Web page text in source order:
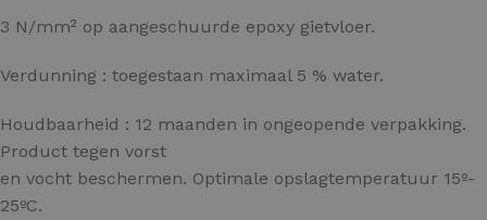
3 N/mm² op aangeschuurde epoxy gietvloer.
Verdunning : toegestaan maximaal 5 % water.
Houdbaarheid : 12 maanden in ongeopende verpakking.
Product tegen vorst
en vocht beschermen. Optimale opslagtemperatuur 15º-
25ºC.